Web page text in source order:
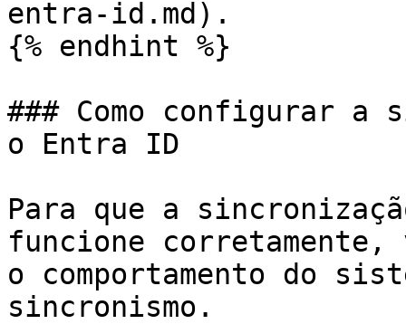
entra-id.md).
{% endhint %}
### Como configurar a
o Entra ID
Para que a
funcione
o comportamento do
sincronismo.